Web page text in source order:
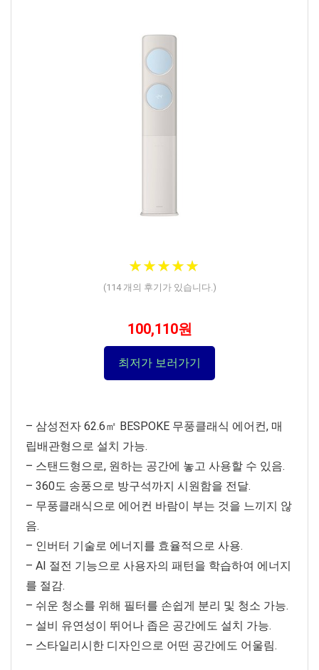
★★★★★
★★★★★
(114개의 후기가 있습니다.)
100,110원
최저가 보러가기
– 삼성전자 62.6㎡ BESPOKE 무풍클래식 에어컨, 매
립배관형으로 설치 가능.
– 스탠드형으로, 원하는 공간에 놓고 사용할 수 있음.
– 360도 송풍으로 방구석까지 시원함을 전달.
– 무풍클래식으로 에어컨 바람이 부는 것을 느끼지 않
음.
– 인버터 기술로 에너지를 효율적으로 사용.
– AI 절전 기능으로 사용자의 패턴을 학습하여 에너지
를 절감.
– 쉬운 청소를 위해 필터를 손쉽게 분리 및 청소 가능.
– 설비 유연성이 뛰어나 좁은 공간에도 설치 가능.
– 스타일리시한 디자인으로 어떤 공간에도 어울림.